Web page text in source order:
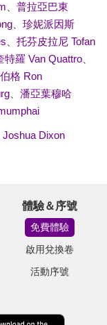
普拉亞巴東
、 珍妮派因斯
托芬皮拉尼 Tofan
特羅 Van Quattro、
格 Ron
、 潘亞葉穆哈
Dixon
體驗＆序號
免費體驗
啟用兌換卷
活動序號